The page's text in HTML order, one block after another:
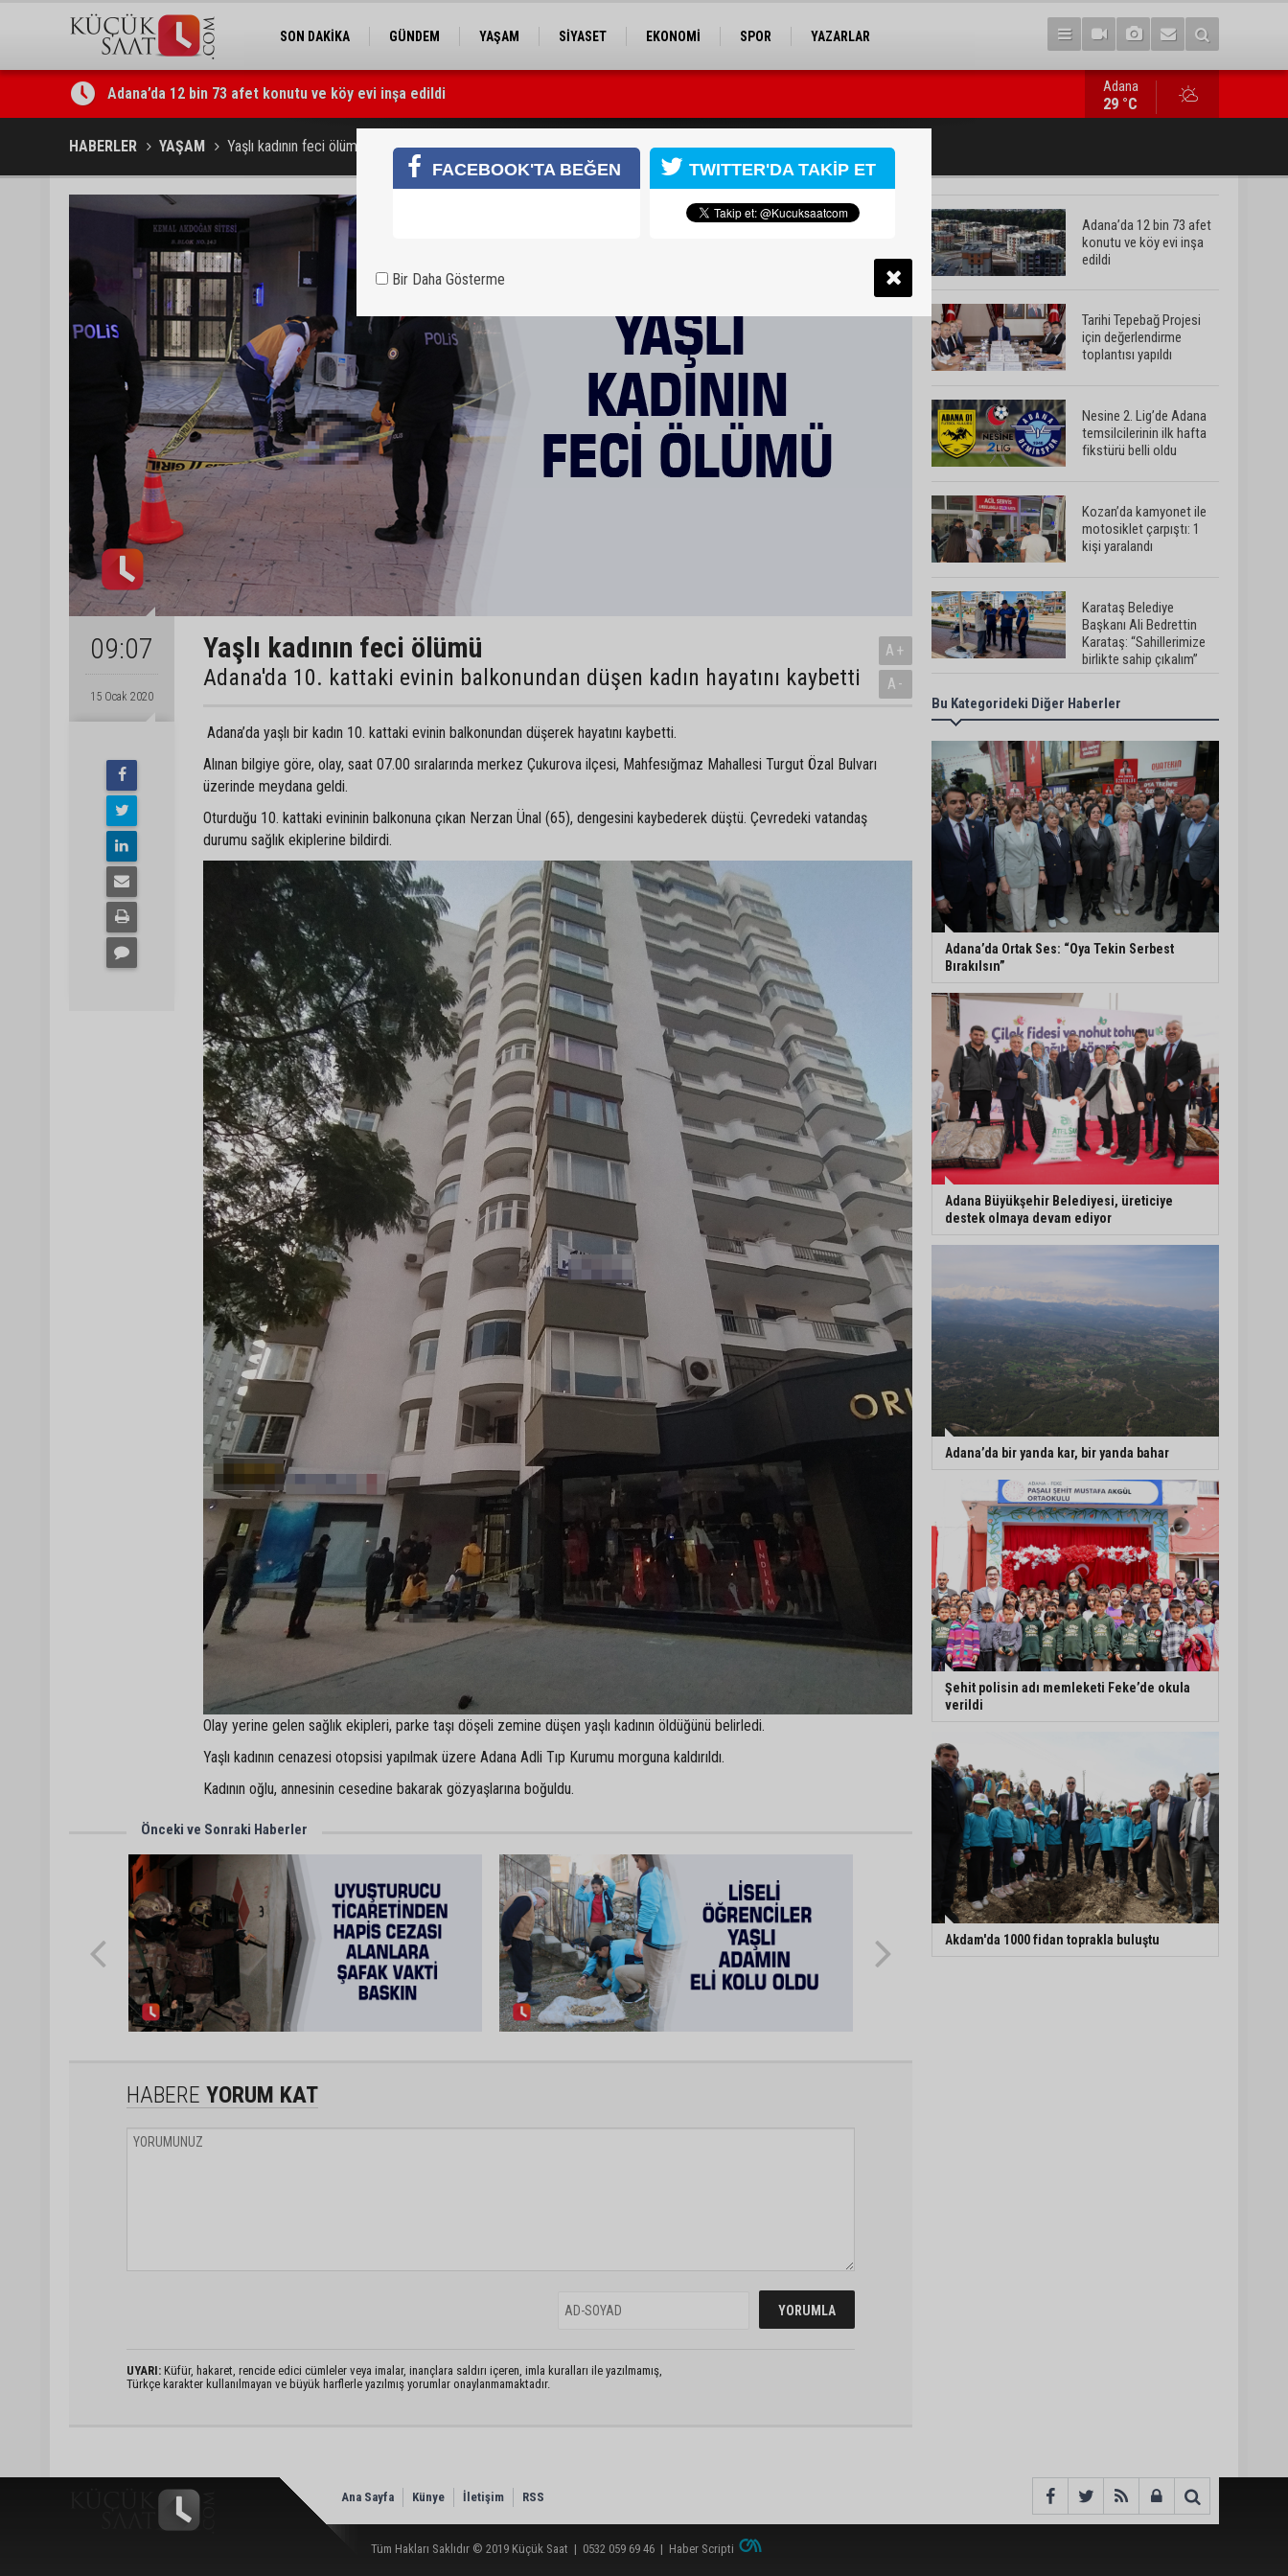
SON DAKİKA GÜNDEM YAŞAM SİYASET EKONOMİ SPOR YAZARLAR
Adana’da 12 bin 73 afet konutu ve köy evi inşa edildi
Tarihi Tepebağ Projesi için değerlendirme toplantısı yapıldı
Nesine 2. Lig’de Adana temsilcilerinin ilk hafta fikstürü belli
Adana
29 °C
HABERLER YAŞAM Yaşlı kadının feci ölümü
09:07
15 Ocak 2020
Yaşlı kadının feci ölümü
Adana'da 10. kattaki evinin balkonundan düşen kadın hayatını kaybetti
A+
A-
Adana’da yaşlı bir kadın 10. kattaki evinin balkonundan düşerek hayatını kaybetti.
Alınan bilgiye göre, olay, saat 07.00 sıralarında merkez Çukurova ilçesi, Mahfesığmaz Mahallesi Turgut Özal Bulvarı
üzerinde meydana geldi.
Oturduğu 10. kattaki evininin balkonuna çıkan Nerzan Ünal (65), dengesini kaybederek düştü. Çevredeki vatandaş
durumu sağlık ekiplerine bildirdi.
Olay yerine gelen sağlık ekipleri, parke taşı döşeli zemine düşen yaşlı kadının öldüğünü belirledi.
Yaşlı kadının cenazesi otopsisi yapılmak üzere Adana Adli Tıp Kurumu morguna kaldırıldı.
Kadının oğlu, annesinin cesedine bakarak gözyaşlarına boğuldu.
Önceki ve Sonraki Haberler
HABERE YORUM KAT
UYARI: Küfür, hakaret, rencide edici cümleler veya imalar, inançlara saldırı içeren, imla kuralları ile yazılmamış,
Türkçe karakter kullanılmayan ve büyük harflerle yazılmış yorumlar onaylanmamaktadır.
Adana’da 12 bin 73 afet
konutu ve köy evi inşa
edildi
Tarihi Tepebağ Projesi
için değerlendirme
toplantısı yapıldı
Nesine 2. Lig’de Adana
temsilcilerinin ilk hafta
fikstürü belli oldu
Kozan’da kamyonet ile
motosiklet çarpıştı: 1
kişi yaralandı
Karataş Belediye
Başkanı Ali Bedrettin
Karataş: “Sahillerimize
birlikte sahip çıkalım”
Pozantı’da İlçe
Jandarma Komutanlığı
ekipleri vatandaşları
dijital dolandırıcılığa
karşı uyardı
Adana Lezzet Festivali
için stratejik hazırlık
toplantısı yapıldı
Adana’da 478 yıllık
Kemeraltı Camii’nde
sprey boya krizi:
Vatandaşlar denetimlerin
artırılmasını istedi
Adana’ya acı haber:
Adanalı polis memuru
İstanbul’daki kazada
hayatını kaybetti
Feke Belediyesi’nden
Çondu Mahallesi’nde yol
çalışması
Bu Kategorideki Diğer Haberler
Adana’da Ortak Ses: “Oya Tekin Serbest
Bırakılsın”
Adana Büyükşehir Belediyesi, üreticiye
destek olmaya devam ediyor
Adana’da bir yanda kar, bir yanda bahar
Şehit polisin adı memleketi Feke’de okula
verildi
Akdam'da 1000 fidan toprakla buluştu
Ana Sayfa Künye İletişim RSS
Tüm Hakları Saklıdır © 2019 Küçük Saat | 0532 059 69 46 | Haber Scripti
FACEBOOK'TA BEĞEN TWITTER'DA TAKİP ET
Bir Daha Gösterme